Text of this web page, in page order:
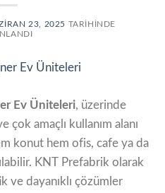
23, 2025 TARIHINDE
Ev Üniteleri, üzerinde
çok amaçlı kullanım alanı
konut hem ofis, cafe ya da
KNT Prefabrik olarak
ve dayanıklı çözümler